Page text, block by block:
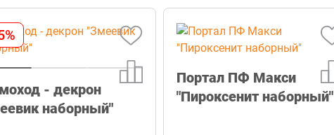
- декрон
наборный"
Портал ПФ Макси
"Пироксенит наборный"